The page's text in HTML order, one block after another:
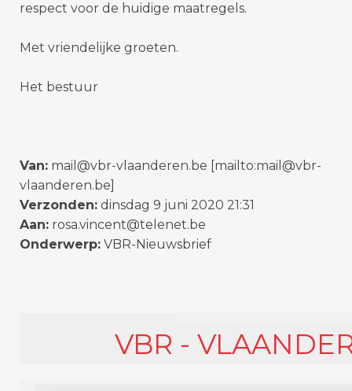
respect voor de huidige maatregels.
Met vriendelijke groeten.
Het bestuur
Van: mail@vbr-vlaanderen.be [mailto:mail@vbr-
vlaanderen.be]
Verzonden: dinsdag 9 juni 2020 21:31
Aan: rosa.vincent@telenet.be
Onderwerp: VBR-Nieuwsbrief
VBR -